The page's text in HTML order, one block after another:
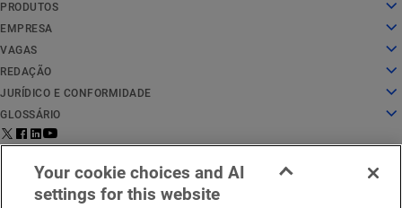
PRODUTOS
Computação em nuvem
Segurança
Entrega de conteúdo
Todos os produtos e avaliações
Serviços globais
EMPRESA
Sobre nós
História
Liderança
Prêmios
Conselho administrativo
Infraestrutura para inovação
Relações com investidores
Responsabilidade corporativa
VAGAS
Vagas
O trabalho na Akamai
Estudantes e recém-formados
Ambiente de trabalho inclusivo
Pesquisar cargos
Blog de cultura
REDAÇÃO
Redação
Comunicados à imprensa
Nas notícias
Recursos de mídia
JURÍDICO E CONFORMIDADE
Jurídico
Conformidade com segurança da informação
Privacy Trust Center
Declaração de privacidade
Configurações de cookies
GLOSSÁRIO
O que é a segurança de APIs?
O que é uma CDN?
O que é computação em nuvem?
O que é cibersegurança?
EMEA
serviço
conosco
Português
English
Deutsch
Español
Français
Italiano
Português
中文
日本語Your cookie choices and AI
settings for this website